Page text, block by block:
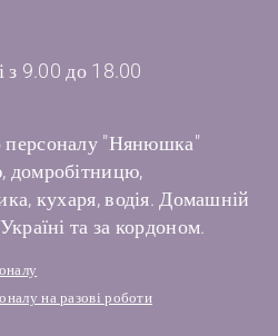
з 9.00 до 18.00
персоналу "Нянюшка"
домробітницю,
кухаря, водія. Домашній
та за кордоном.
на разові роботи